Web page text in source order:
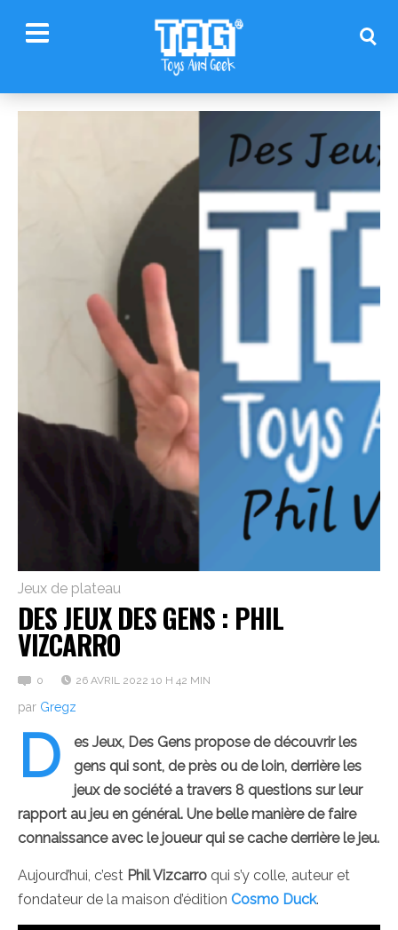
Jeux de plateau
DES JEUX DES GENS : PHIL
VIZCARRO
0 26 AVRIL 2022 10 H 42 MIN
par Gregz
D
es Jeux, Des Gens propose de découvrir les
gens qui sont, de près ou de loin, derrière les
jeux de société a travers 8 questions sur leur
rapport au jeu en général. Une belle manière de faire
connaissance avec le joueur qui se cache derrière le jeu.
Aujourd’hui, c’est Phil Vizcarro qui s’y colle, auteur et
fondateur de la maison d’édition Cosmo Duck.